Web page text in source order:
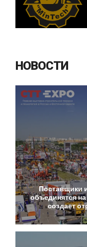
НОВОСТИ
Поставщики
объединятсяна
создает